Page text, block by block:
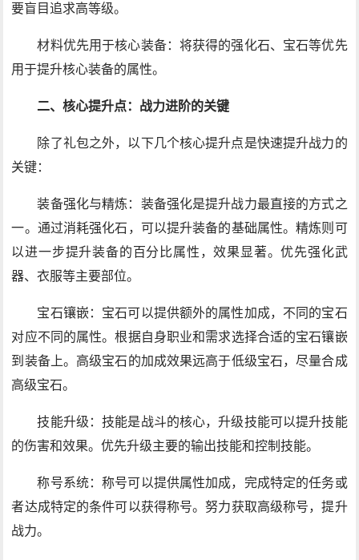
要盲目追求高等级。
材料优先用于核心装备：将获得的强化石、宝石等优先
用于提升核心装备的属性。
二、核心提升点：战力进阶的关键
除了礼包之外，以下几个核心提升点是快速提升战力的
关键：
装备强化与精炼：装备强化是提升战力最直接的方式之
一。通过消耗强化石，可以提升装备的基础属性。精炼则可
以进一步提升装备的百分比属性，效果显著。优先强化武
器、衣服等主要部位。
宝石镶嵌：宝石可以提供额外的属性加成，不同的宝石
对应不同的属性。根据自身职业和需求选择合适的宝石镶嵌
到装备上。高级宝石的加成效果远高于低级宝石，尽量合成
高级宝石。
技能升级：技能是战斗的核心，升级技能可以提升技能
的伤害和效果。优先升级主要的输出技能和控制技能。
称号系统：称号可以提供属性加成，完成特定的任务或
者达成特定的条件可以获得称号。努力获取高级称号，提升
战力。